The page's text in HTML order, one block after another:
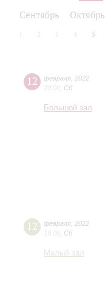
Сентябрь Октябрь
2 3 4 5
12 февраля 2022
20:00 Сб
Большой зал
12 февраля 2022
19:00 Сб
Малый зал